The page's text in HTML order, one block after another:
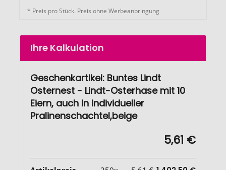
* Preis pro Stück. Preis ohne Werbeanbringung
Ihre Kalkulation
Geschenkartikel: Buntes Lindt
Osternest - Lindt-Osterhase mit 10
Eiern, auch in individueller
Pralinenschachtel,beige
5,61 €